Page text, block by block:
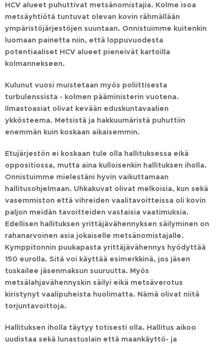
HCV alueet puhuttivat metsänomistajia. Kolme isoa
metsäyhtiötä tuntuvat olevan kovin rähmällään
ympäristöjärjestöjen suuntaan. Onnistuimme kuitenkin
luomaan painetta niin, että loppuvuodesta
potentiaaliset HCV alueet pieneivät kartoilla
kolmannekseen.
Kulunut vuosi muistetaan myös poliittisesta
turbulenssista - kolmen pääministerin vuotena.
Ilmastoasiat olivat kevään eduskuntavaalien
ykkösteema. Metsistä ja hakkuumäristä puhuttiin
enemmän kuin koskaan aikaisemmin.
Etujärjestön ei koskaan tule olla hallituksessa eikä
oppositiossa, mutta aina kulloisenkin hallituksen iholla.
Onnistuimme mielestäni hyvin vaikuttamaan
hallitusohjelmaan. Uhkakuvat olivat melkoisia, kun sekä
vasemmiston että vihreiden vaalitavoitteissa oli kovin
paljon meidän tavoitteiden vastaisia vaatimuksia.
Edellisen hallituksen yrittäjävähennyksen säilyminen on
rahanarvoinen asia jokaiselle metsänomistajalle.
Kymppitonnin puukapasta yrittäjävähennys hyödyttää
150 eurolla. Sitä voi käyttää esimerkkinä, jos jäsen
tuskailee jäsenmaksun suuruutta. Myös
metsälahjavähennyskin säilyi eikä metsäverotus
kiristynyt vaalipuheista huolimatta. Nämä olivat niitä
torjuntavoittoja.
Hallituksen iholla täytyy totisesti olla. Hallitus aikoo
uudistaa sekä lunastuslain että maankäyttö- ja